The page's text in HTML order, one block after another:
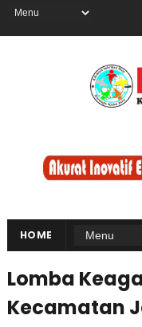
HOME
Lomba
Kecamatan